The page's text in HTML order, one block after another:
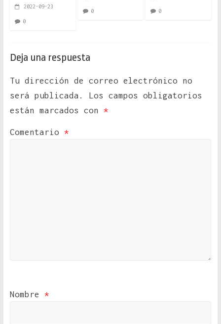
2022-09-23
0
0 0
Deja una respuesta
Tu dirección de correo electrónico no
será publicada.
Los campos obligatorios
están marcados con *
Comentario *
Nombre *